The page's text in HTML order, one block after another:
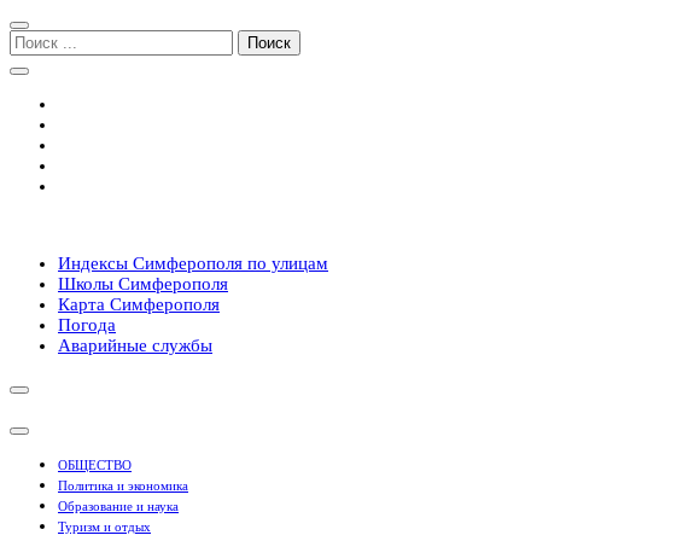
Перейти
к
навигации
Перейти
к
содержимому
Поиск:
Симферополь городской сайт
Индексы Симферополя по улицам
Школы Симферополя
Карта Симферополя
Погода
Аварийные службы
ОБЩЕСТВО
Политика и экономика
Образование и наука
Туризм и отдых